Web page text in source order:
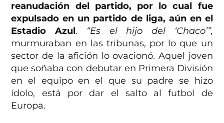
reanudación del partido, por lo cual fue
expulsado en un partido de liga, aún en el
Estadio Azul. “Es el hijo del ‘Chaco’”,
murmuraban en las tribunas, por lo que un
sector de la afición lo ovacionó. Aquel joven
que soñaba con debutar en Primera División
en el equipo en el que su padre se hizo
ídolo, está por dar el salto al futbol de
Europa.